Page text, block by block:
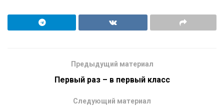
Предыдущий материал
Первый раз – в первый класс
Следующий материал